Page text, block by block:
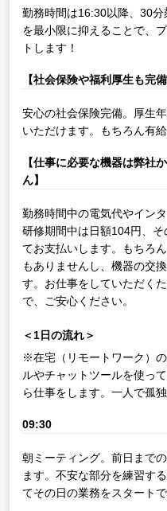
勤務時間は16:30以降、30
を最小限に抑えることで、
トします！
【社会保険や福利厚生も完備
安心の社会保険完備。厚生
いただけます。もちろん有
【仕事に必要な機器は弊社
ん】
勤務時間中の電気代やイン
研修期間中は日額104円、
てお支払いします。もちろ
もありませんし、機器の交
す。お仕事をしていただく
で、ご安心ください。
＜1日の流れ＞
※在宅（リモートワーク）
ルやチャットツールを使っ
ら仕事をします。一人で孤
09:30
朝ミーティング。前日まで
ます。不安な部分を練習す
てその日の業務をスタートで